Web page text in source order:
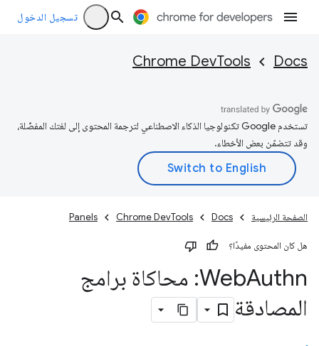
تسجيل الدخول
Docs
Chrome DevTools
تستخدم Google تكنولوجيا الذكاء الاصطناعي لترجمة المحتوى إلى لغتك المفضّلة،
وقد تتضمّن بعض الأخطاء.
الصفحة الرئيسية Docs
Chrome DevTools
Panels
هل كان المحتوى مفيدًا؟
WebAuthn: محاكاة برامج
المصادقة